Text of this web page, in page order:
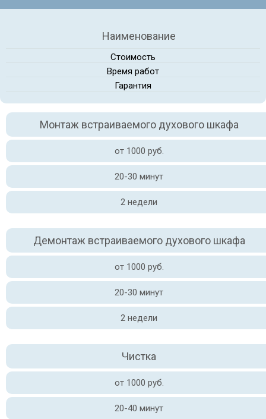
Наименование
Стоимость
Время работ
Гарантия
Монтаж встраиваемого духового шкафа
от 1000 руб.
20-30 минут
2 недели
Демонтаж встраиваемого духового шкафа
от 1000 руб.
20-30 минут
2 недели
Чистка
от 1000 руб.
20-40 минут